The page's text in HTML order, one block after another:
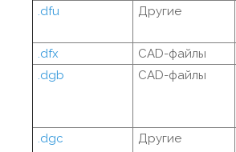
.dfu Другие
.dfx
CAD-файлы
.dgb
CAD-файлы
.dgc
Другие